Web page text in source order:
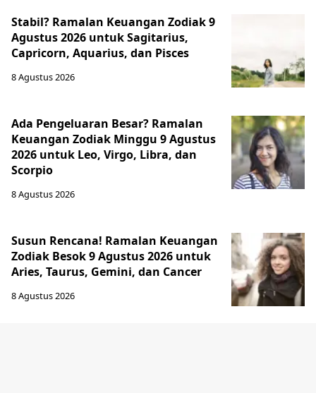
Stabil? Ramalan Keuangan Zodiak 9
Agustus 2026 untuk Sagitarius,
Capricorn, Aquarius, dan Pisces
8 Agustus 2026
Ada Pengeluaran Besar? Ramalan
Keuangan Zodiak Minggu 9 Agustus
2026 untuk Leo, Virgo, Libra, dan
Scorpio
8 Agustus 2026
Susun Rencana! Ramalan Keuangan
Zodiak Besok 9 Agustus 2026 untuk
Aries, Taurus, Gemini, dan Cancer
8 Agustus 2026